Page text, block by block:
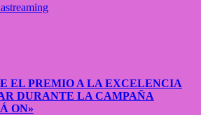
EL PREMIO A LA EXCELENCIA
DURANTE LA CAMPAÑA
ON»